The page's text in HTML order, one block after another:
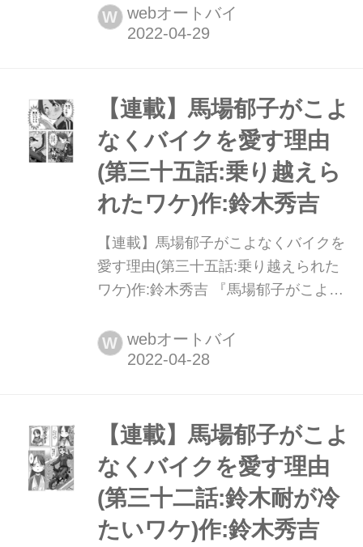
がこよなくバイクを愛す理由 』第1
巻、第2巻発売中!
W webオートバイ
【連載】馬場郁子がこよ
なくバイクを愛す理由
(第三十五話:乗り越えら
れたワケ)作:鈴木秀吉
【連載】馬場郁子がこよなくバイクを
愛す理由(第三十五話:乗り越えられた
ワケ)作:鈴木秀吉 『馬場郁子がこよな
売中!
W webオートバイ
【連載】馬場郁子がこよ
なくバイクを愛す理由
(第三十二話:鈴木耐が冷
たいワケ)作:鈴木秀吉